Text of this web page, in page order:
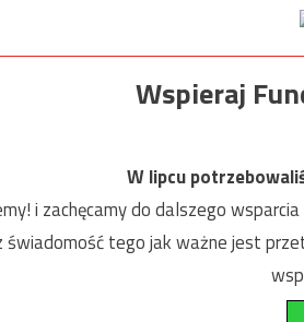
Wspieraj
W lipcu
i zachęcamy do dalszego
świadomość tego jak ważne jest